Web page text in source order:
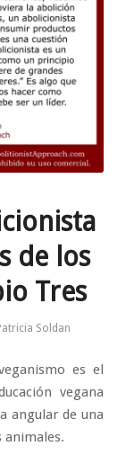
de los
Tres
Soldan
es el
vegana
angular de una
animales.